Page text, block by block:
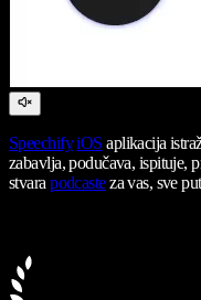
Speechify iOS aplikacija
zabavlja, podučava, ispituje,
stvarapodcasteza vas, sve